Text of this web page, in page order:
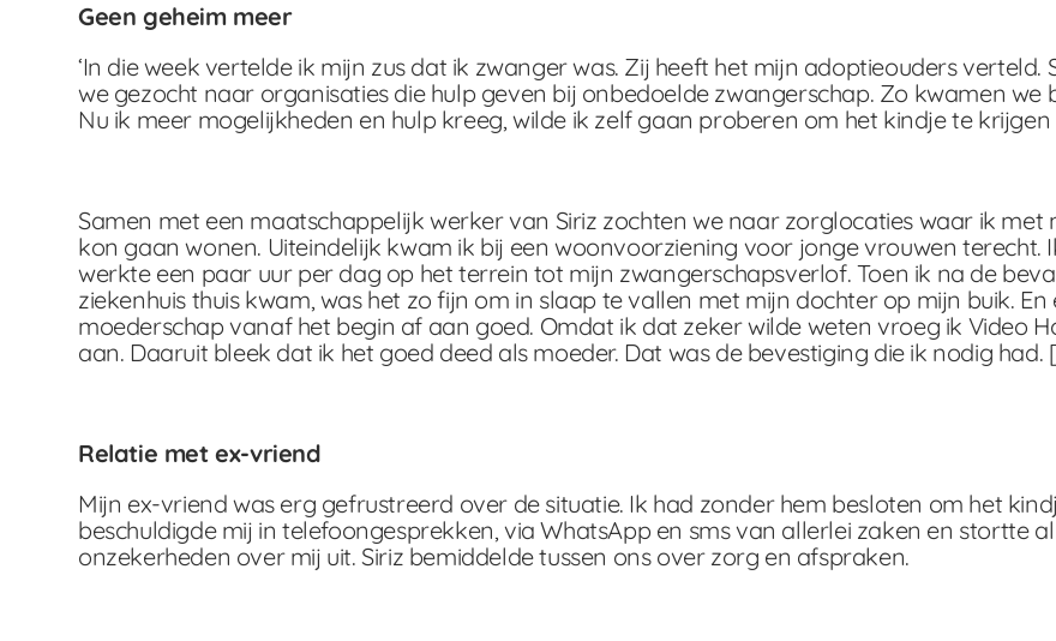
Geen geheim meer
‘In die week vertelde ik mijn zus dat ik zwanger was. Zij heeft het mijn adoptieouders verteld.
we gezocht naar organisaties die hulp geven bij onbedoelde zwangerschap. Zo kwamen we
Nu ik meer mogelijkheden en hulp kreeg, wilde ik zelf gaan proberen om het kindje te
Samen met een maatschappelijk werker van Siriz zochten we naar zorglocaties waar ik met
kon gaan wonen. Uiteindelijk kwam ik bij een woonvoorziening voor jonge vrouwen terecht.
werkte een paar uur per dag op het terrein tot mijn zwangerschapsverlof. Toen ik na de
ziekenhuis thuis kwam, was het zo fijn om in slaap te vallen met mijn dochter op mijn buik.
moederschap vanaf het begin af aan goed. Omdat ik dat zeker wilde weten vroeg ik Video
aan. Daaruit bleek dat ik het goed deed als moeder. Dat was de bevestiging die ik nodig had.
Relatie met ex-vriend
Mijn ex-vriend was erg gefrustreerd over de situatie. Ik had zonder hem besloten om het
beschuldigde mij in telefoongesprekken, via WhatsApp en sms van allerlei zaken en stortte
onzekerheden over mij uit. Siriz bemiddelde tussen ons over zorg en afspraken.